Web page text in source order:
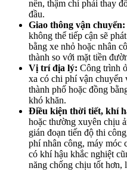
nền, thậm chí phải thay
đầu.
Giao thông vận chuyển:
không thể tiếp cận sẽ
bằng xe nhỏ hoặc nhân
thành so với mặt tiền
Vị trí địa lý: Công trình
xa có chi phí vận chuyển
thành phố hoặc đồng
khó khăn.
Điều kiện thời tiết, khí
hoặc thường xuyên chịu
gián đoạn tiến độ thi
phí nhân công, máy móc
có khí hậu khắc nghiệt
năng chống chịu tốt hơn,